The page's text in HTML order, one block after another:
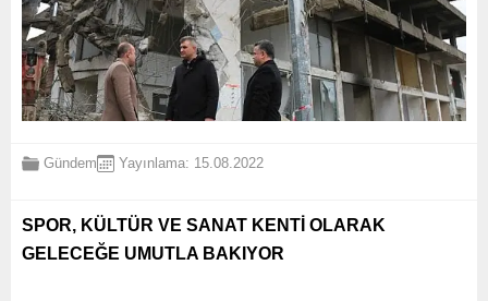
Gündem Yayınlama: 15.08.2022
SPOR, KÜLTÜR VE SANAT KENTİ OLARAK
GELECEĞE UMUTLA BAKIYOR